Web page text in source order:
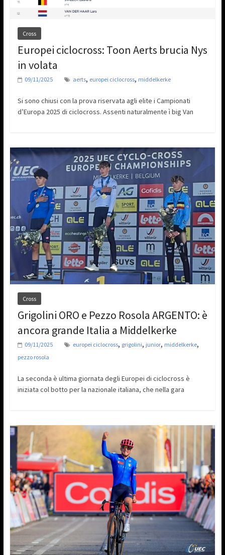
Cross
Europei ciclocross: Toon Aerts brucia Nys
in volata
09/11/2025 aerts, europei ciclocross, middelkerke
Si sono chiusi con la prova riservata agli elite i Campionati
d’Europa 2025 di ciclocross. Assenti naturalmente ì big Van
Cross
Grigolini ORO e Pezzo Rosola ARGENTO: è
ancora grande Italia a Middelkerke
09/11/2025 europei ciclocross, grigolini, junior, middelkerke,
pezzo rosola
La seconda è ultima giornata degli Europei di ciclocross è
iniziata col botto per la nazionale italiana, che nella gara